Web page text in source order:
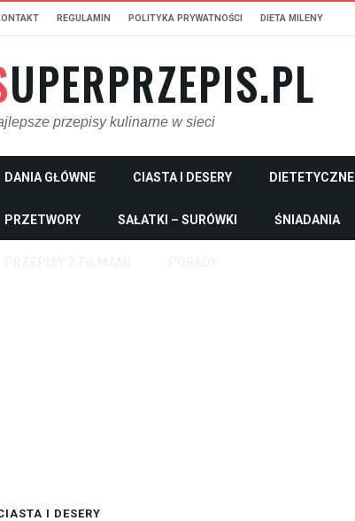
REGULAMIN POLITYKA PRYWATNOŚCI DIETA MILENY
SUPERPRZEPIS.PL
przepisy kulinarne w sieci
DANIA GŁÓWNE CIASTA I DESERY DIETETYCZNE
PRZETWORY SAŁATKI – SURÓWKI ŚNIADANIA
I DESERY